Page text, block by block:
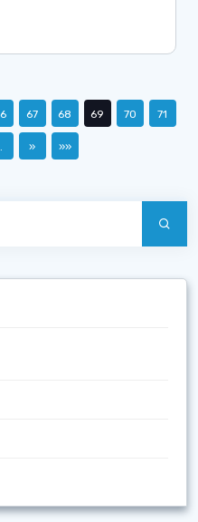
67 68 69 70 71
» »»